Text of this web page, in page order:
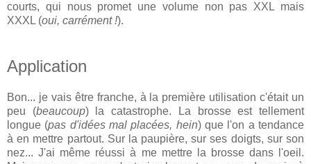
courts, qui nous promet une volume non pas XXL mais
XXXL (oui, carrément !).
Application
Bon... je vais être franche, à la première utilisation c'était un
peu (beaucoup) la catastrophe. La brosse est tellement
longue (pas d'idées mal placées, hein) que l'on a tendance
à en mettre partout. Sur la paupière, sur ses doigts, sur son
nez... J'ai même réussi à me mettre la brosse dans l'oeil.